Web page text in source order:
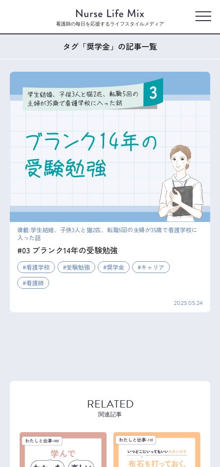
看護師の毎日を応援するライフスタイルメディア
タグ「奨学金」の記事一覧
連載:学生結婚、子供3人と猫2匹、転職5回の主婦が35歳で看護学校に
入った話
#03 ブランク14年の受験勉強
看護学校 受験勉強 奨学金
キャリア
看護師
2023.05.24
RELATED
関連記事